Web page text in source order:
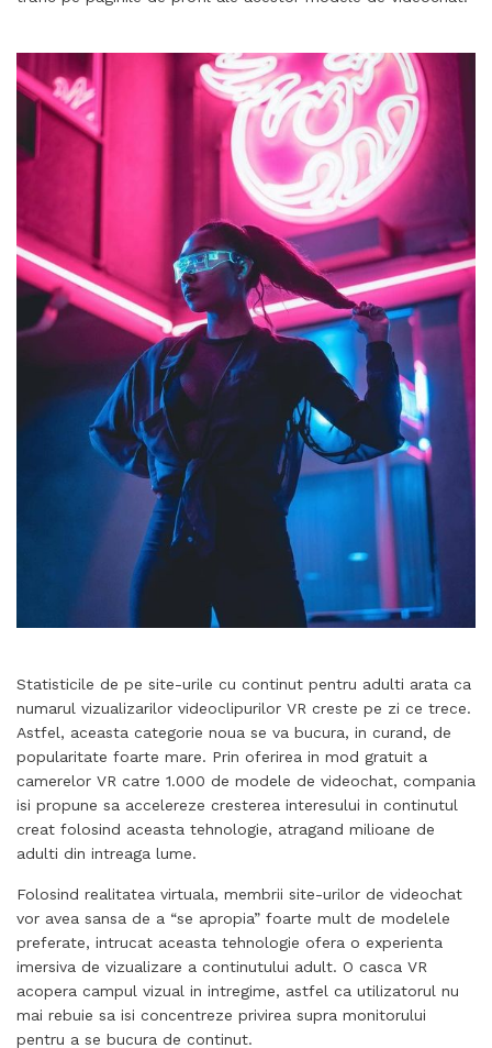
Statisticile de pe site-urile cu continut pentru adulti arata ca
numarul vizualizarilor videoclipurilor VR creste pe zi ce trece.
Astfel, aceasta categorie noua se va bucura, in curand, de
popularitate foarte mare. Prin oferirea in mod gratuit a
camerelor VR catre 1.000 de modele de videochat, compania
isi propune sa accelereze cresterea interesului in continutul
creat folosind aceasta tehnologie, atragand milioane de
adulti din intreaga lume.
Folosind realitatea virtuala, membrii site-urilor de videochat
vor avea sansa de a “se apropia” foarte mult de modelele
preferate, intrucat aceasta tehnologie ofera o experienta
imersiva de vizualizare a continutului adult. O casca VR
acopera campul vizual in intregime, astfel ca utilizatorul nu
mai rebuie sa isi concentreze privirea supra monitorului
pentru a se bucura de continut.